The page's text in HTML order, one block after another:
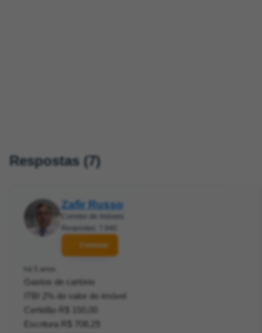
Respostas (7)
Zafir Russo
Contatar
Gastos de cartório
ITBI 2% do valor do imóvel
Certidão R$ 150,00
Escritura R$ 708,29